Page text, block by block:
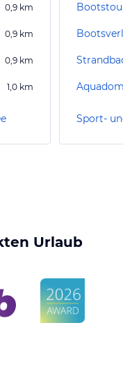
0,9 km
0,9 km
0,9 km
1,0 km
Urlaub